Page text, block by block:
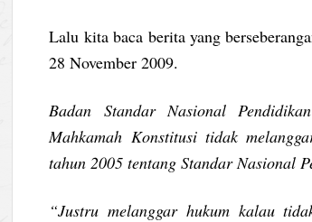
Lalu kita baca berita yang
28 November 2009.
Badan Standar Nasional
Mahkamah Konstitusi tidak
tahun 2005 tentang Standar Nasional
“Justru melanggar hukum kalau